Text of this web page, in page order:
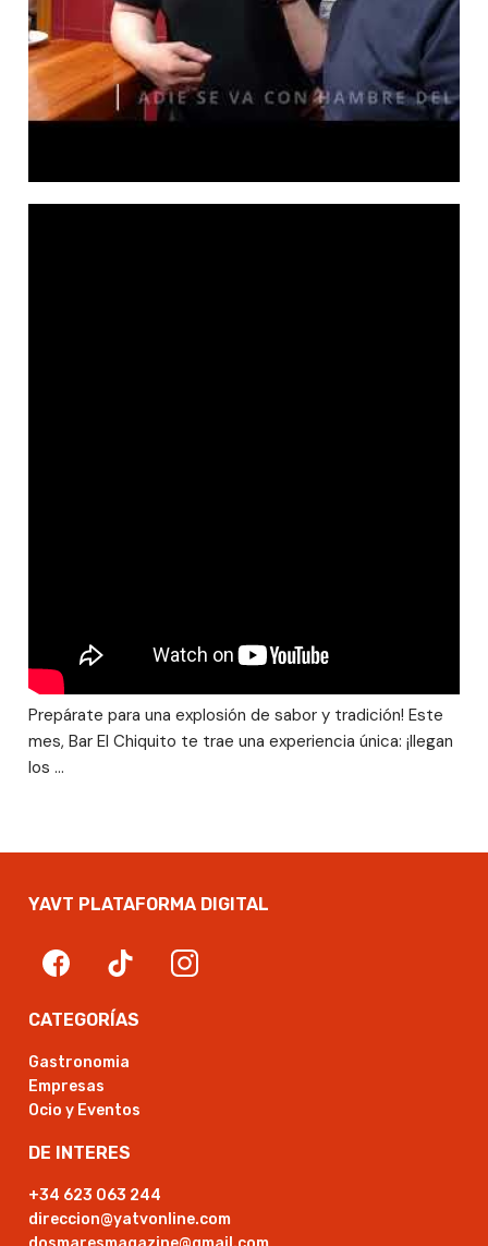
Prepárate para una explosión de sabor y tradición! Este
mes, Bar El Chiquito te trae una experiencia única: ¡llegan
los …
YAVT PLATAFORMA DIGITAL
CATEGORÍAS
Gastronomia
Empresas
Ocio y Eventos
DE INTERES
+34 623 063 244
direccion@yatvonline.com